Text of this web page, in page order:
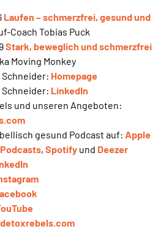
Laufen – schmerzfrei, gesund und
Coach Tobias Puck
Stark, beweglich und schmerzfrei
Moving Monkey
Schneider: Homepage
Schneider: LinkedIn
und unseren Angeboten:
gesund Podcast auf: Apple
, Spotify und Deezer